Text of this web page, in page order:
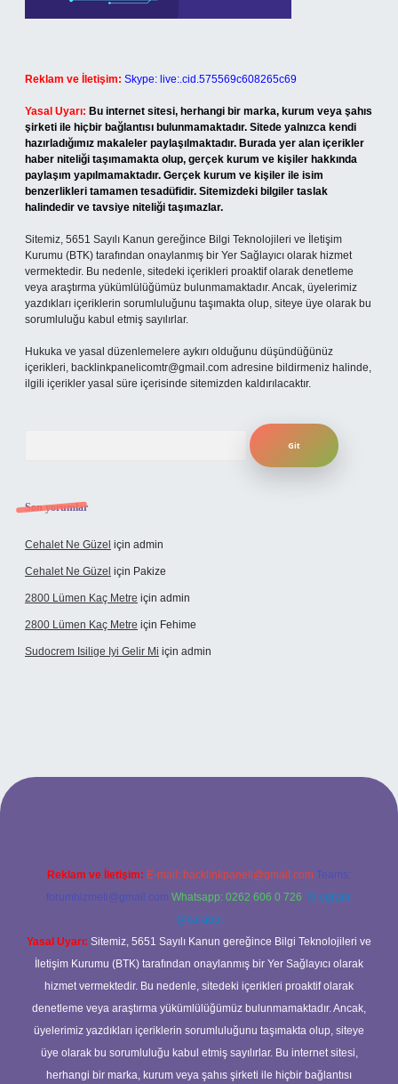
Reklam ve İletişim: Skype: live:.cid.575569c608265c69
Yasal Uyarı: Bu internet sitesi, herhangi bir marka, kurum veya şahıs
şirketi ile hiçbir bağlantısı bulunmamaktadır. Sitede yalnızca kendi
hazırladığımız makaleler paylaşılmaktadır. Burada yer alan içerikler
haber niteliği taşımamakta olup, gerçek kurum ve kişiler hakkında
paylaşım yapılmamaktadır. Gerçek kurum ve kişiler ile isim
benzerlikleri tamamen tesadüfidir. Sitemizdeki bilgiler taslak
halindedir ve tavsiye niteliği taşımazlar.
Sitemiz, 5651 Sayılı Kanun gereğince Bilgi Teknolojileri ve İletişim
Kurumu (BTK) tarafından onaylanmış bir Yer Sağlayıcı olarak hizmet
vermektedir. Bu nedenle, sitedeki içerikleri proaktif olarak denetleme
veya araştırma yükümlülüğümüz bulunmamaktadır. Ancak, üyelerimiz
yazdıkları içeriklerin sorumluluğunu taşımakta olup, siteye üye olarak bu
sorumluluğu kabul etmiş sayılırlar.
Hukuka ve yasal düzenlemelere aykırı olduğunu düşündüğünüz
içerikleri, backlinkpanelicomtr@gmail.com adresine bildirmeniz halinde,
ilgili içerikler yasal süre içerisinde sitemizden kaldırılacaktır.
Son yorumlar
Cehalet Ne Güzel için admin
Cehalet Ne Güzel için Pakize
2800 Lümen Kaç Metre için admin
2800 Lümen Kaç Metre için Fehime
Sudocrem Isilige Iyi Gelir Mi için admin
opera bet giriş
Reklam ve İletişim: E-mail: backlinkpaneli@gmail.com Teams:
forumhizmeti@gmail.com Whatsapp: 0262 606 0 726 Telegram:
@karabul
Yasal Uyarı: Sitemiz, 5651 Sayılı Kanun gereğince Bilgi Teknolojileri ve
İletişim Kurumu (BTK) tarafından onaylanmış bir Yer Sağlayıcı olarak
hizmet vermektedir. Bu nedenle, sitedeki içerikleri proaktif olarak
denetleme veya araştırma yükümlülüğümüz bulunmamaktadır. Ancak,
üyelerimiz yazdıkları içeriklerin sorumluluğunu taşımakta olup, siteye
üye olarak bu sorumluluğu kabul etmiş sayılırlar. Bu internet sitesi,
herhangi bir marka, kurum veya şahıs şirketi ile hiçbir bağlantısı